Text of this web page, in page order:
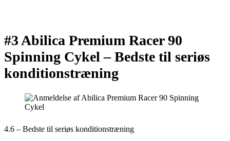
#3 Abilica Premium Racer 90
Spinning Cykel –Bedste til seriøs
konditionstræning
4.6 – Bedste til seriøs konditionstræning